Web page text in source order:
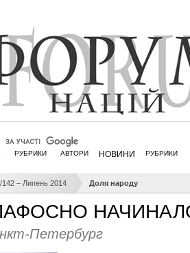
РУБРИКИ АВТОРИ НОВИНИ РУБРИКИ
– Липень 2014 Доля народу
Петербург